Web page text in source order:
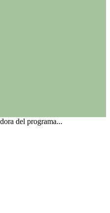
del programa...